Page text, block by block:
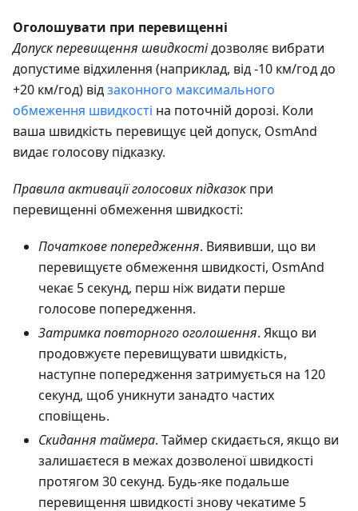
Оголошувати при перевищенні
Допуск перевищення швидкостідозволяє вибрати
допустиме відхилення (наприклад, від -10 км/год до
+20 км/год) відзаконного максимального
обмеження швидкості на поточній дорозі. Коли
ваша швидкість перевищує цей допуск, OsmAnd
видає голосову підказку.
Правила активації голосових підказокпри
перевищенні обмеження швидкості:
Початкове попередження. Виявивши, що ви
перевищуєте обмеження швидкості, OsmAnd
чекає 5 секунд, перш ніж видати перше
голосове попередження.
Затримка повторного оголошення. Якщо ви
продовжуєте перевищувати швидкість,
наступне попередження затримується на 120
секунд, щоб уникнути занадто частих
сповіщень.
Скидання таймера. Таймер скидається, якщо ви
залишаєтеся в межах дозволеної швидкості
протягом 30 секунд. Будь-яке подальше
перевищення швидкості знову чекатиме 5